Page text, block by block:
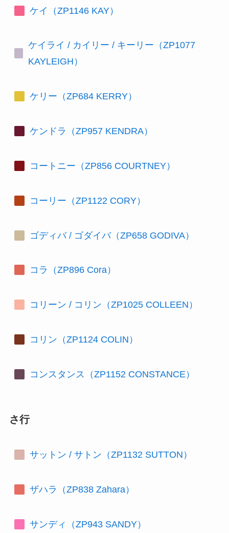
ケイ（ZP1146 KAY）
ケイライ / カイリー / キーリー（ZP1077
KAYLEIGH）
ケリー（ZP684 KERRY）
ケンドラ（ZP957 KENDRA）
コートニー（ZP856 COURTNEY）
コーリー（ZP1122 CORY）
ゴディバ / ゴダイバ（ZP658 GODIVA）
コラ（ZP896 Cora）
コリーン / コリン（ZP1025 COLLEEN）
コリン（ZP1124 COLIN）
コンスタンス（ZP1152 CONSTANCE）
さ行
サットン / サトン（ZP1132 SUTTON）
ザハラ（ZP838 Zahara）
サンディ（ZP943 SANDY）